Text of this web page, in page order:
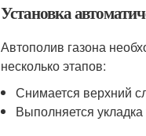
Установка
Автополив газона
несколько этапов:
Снимается верхний
Выполняется укладка